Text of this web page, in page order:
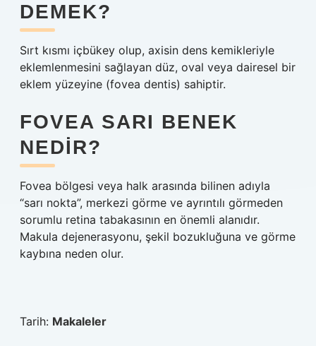
DEMEK?
Sırt kısmı içbükey olup, axisin dens kemikleriyle
eklemlenmesini sağlayan düz, oval veya dairesel bir
eklem yüzeyine (fovea dentis) sahiptir.
FOVEA SARI BENEK
NEDIR?
Fovea bölgesi veya halk arasında bilinen adıyla
“sarı nokta”, merkezi görme ve ayrıntılı görmeden
sorumlu retina tabakasının en önemli alanıdır.
Makula dejenerasyonu, şekil bozukluğuna ve görme
kaybına neden olur.
Tarih: Makaleler